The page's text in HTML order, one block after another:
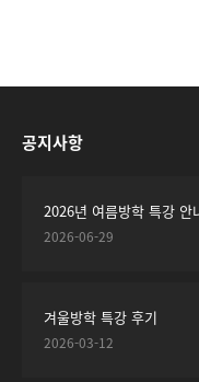
공지사항
2026년 여름방학 특강 안
2026-06-29
겨울방학 특강 후기
2026-03-12